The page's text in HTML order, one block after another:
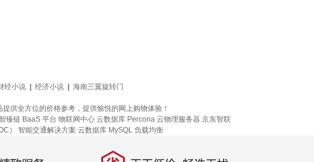
经小说 经济小说
海南三翼旋转门
供全方位的价格参考，提供愉悦的网上购物体验！
臻链 BaaS 平台 物联网中心 云数据库 Percona 云物理服务器 京东智联
） 智能交通解决方案 云数据库 MySQL 负载均衡